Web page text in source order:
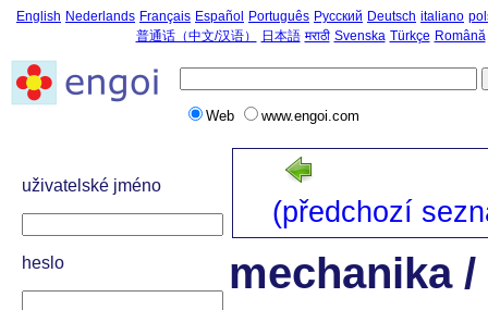
English Nederlands Français Español Português Русский Deutsch italiano
普通话（中文/汉语）
日本語 मराठी Svenska Türkçe Română
Web www.engoi.com
uživatelské jméno
heslo
(předchozí
mechanika